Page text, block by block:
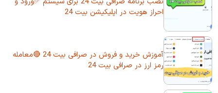
احراز هویت در اپلیکیشن بیت 24
آموزش خرید و فروش در صرافی بیت 24 🔴معامله
رمز ارز در صرافی بیت 24